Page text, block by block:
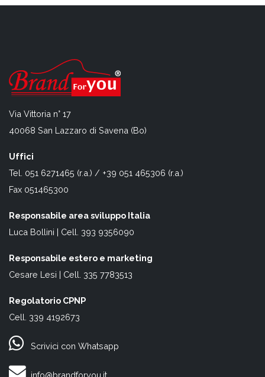
Via Vittoria n° 17
40068 San Lazzaro di Savena (Bo)
Uffici
Tel. 051 6271465 (r.a.) / +39 051 465306 (r.a.)
Fax 051465300
Responsabile area sviluppo Italia
Luca Bollini | Cell. 393 9356090
Responsabile estero e marketing
Cesare Lesi | Cell. 335 7783513
Regolatorio CPNP
Cell. 339 4192673
Scrivici con Whatsapp
info@brandforyou.it